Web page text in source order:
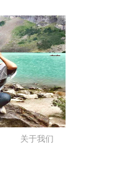
关于我们